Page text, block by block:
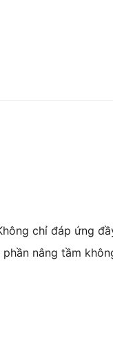
chỉ đáp ứng
nâng tầm